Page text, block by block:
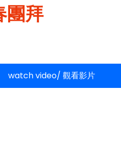
團拜
watch video/ 觀看影片